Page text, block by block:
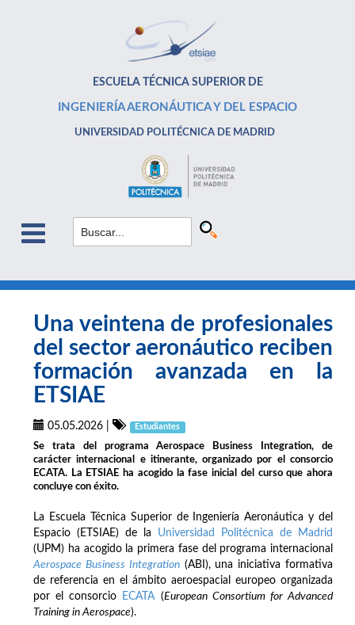
ESCUELA TÉCNICA SUPERIOR DE
INGENIERÍA AERONÁUTICA Y DEL ESPACIO
UNIVERSIDAD POLITÉCNICA DE MADRID
Una veintena de profesionales
del sector aeronáutico reciben
formación avanzada en la
ETSIAE
05.05.2026 Estudiantes
Se trata del programa Aerospace Business Integration, de
carácter internacional e itinerante, organizado por el consorcio
ECATA. La ETSIAE ha acogido la fase inicial del curso que ahora
concluye con éxito.
La Escuela Técnica Superior de Ingeniería Aeronáutica y del
Espacio (ETSIAE) de la Universidad Politécnica de Madrid
(UPM) ha acogido la primera fase del programa internacional
Aerospace Business Integration(ABI), una iniciativa formativa
de referencia en el ámbito aeroespacial europeo organizada
por el consorcio
ECATA (European Consortium for Advanced
Training in Aerospace).